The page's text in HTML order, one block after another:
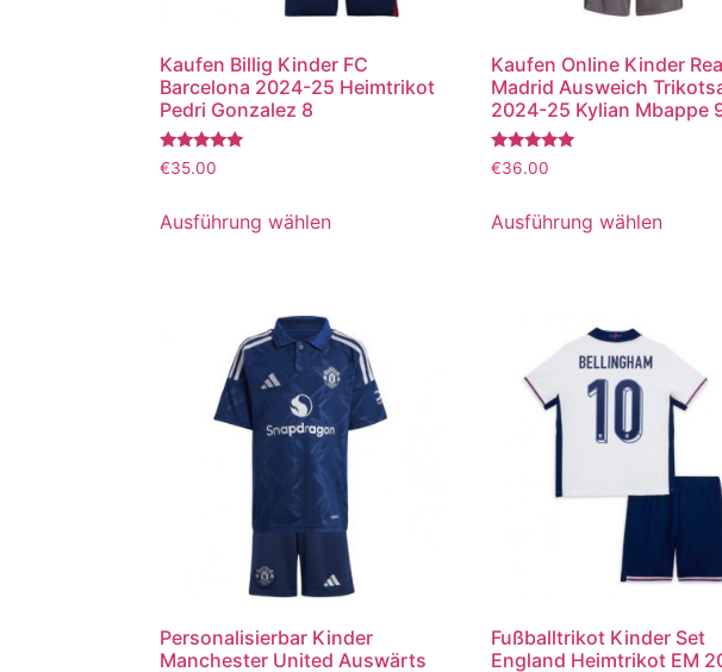
Kaufen Billig Kinder FC
Barcelona 2024-25 Heimtrikot
Pedri Gonzalez 8
Bewertet
mit
von 5
€35.00
Ausführung wählen
Kaufen Online Kinder
Madrid Ausweich
2024-25 Kylian Mbappe
Bewertet
mit
von 5
€36.00
Ausführung wählen
Personalisierbar Kinder
Manchester United Auswärts
Fußballtrikot Kinder Set
England Heimtrikot EM